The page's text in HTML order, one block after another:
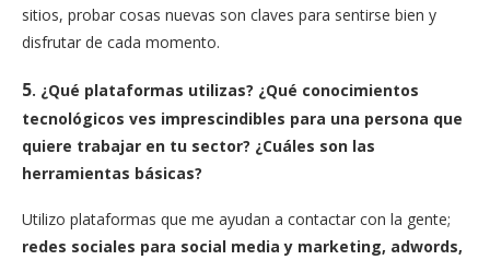
sitios, probar cosas nuevas son claves para sentirse bien y
disfrutar de cada momento.
5. ¿Qué plataformas utilizas? ¿Qué conocimientos
tecnológicos ves imprescindibles para una persona que
quiere trabajar en tu sector? ¿Cuáles son las
herramientas básicas?
Utilizo plataformas que me ayudan a contactar con la gente;
redes sociales para social media y marketing, adwords,